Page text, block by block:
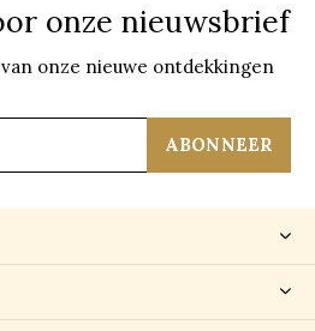
onze nieuwsbrief
onze nieuwe ontdekkingen
ABONNEER